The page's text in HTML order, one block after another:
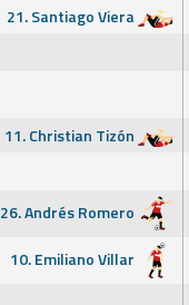
21. Santiago Viera
11. Christian Tizón
26. Andrés Romero
10. Emiliano Villar